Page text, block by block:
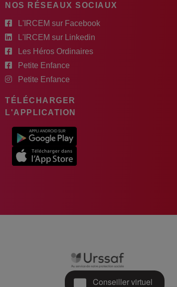
NOS RÉSEAUX SOCIAUX
L'IRCEM sur Facebook
L'IRCEM sur Linkedin
Les Héros Ordinaires
Petite Enfance
Petite Enfance
TÉLÉCHARGER
L'APPLICATION
Conseiller virtuel